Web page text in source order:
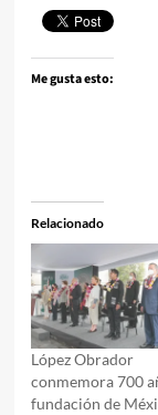
Me gusta esto:
Relacionado
López Obrador
conmemora 700
fundación de